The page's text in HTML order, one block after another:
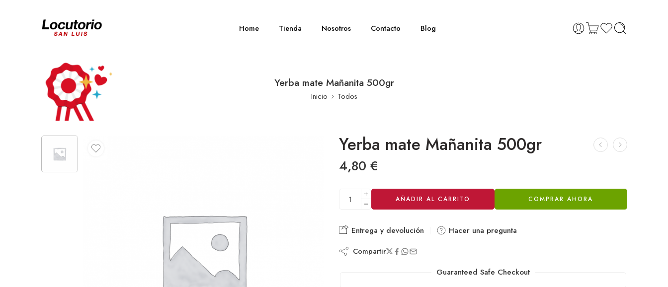
Home Tienda Nosotros Contacto Blog
Yerba mate Mañanita 500gr
Inicio Todos
Yerba mate Mañanita 500gr
4,80 €
AÑADIR AL CARRITO COMPRAR AHORA
Alternative:
Entrega y devolución Hacer una pregunta
Compartir
Guaranteed Safe Checkout